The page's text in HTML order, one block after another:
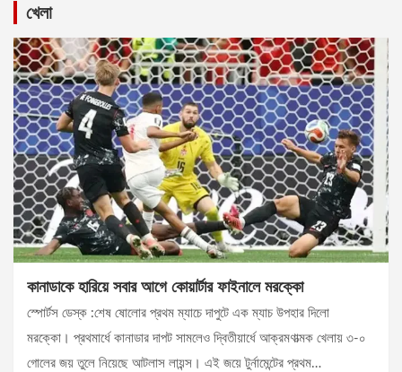
খেলা
কানাডাকে হারিয়ে সবার আগে কোয়ার্টার ফাইনালে মরক্কো
স্পোর্টস ডেস্ক :শেষ ষোলোর প্রথম ম্যাচে দাপুটে এক ম্যাচ উপহার দিলো
মরক্কো। প্রথমার্ধে কানাডার দাপট সামলেও দ্বিতীয়ার্ধে আক্রমণাত্মক খেলায় ৩-০
গোলের জয় তুলে নিয়েছে আটলাস লায়ন্স। এই জয়ে টুর্নামেন্টের প্রথম…